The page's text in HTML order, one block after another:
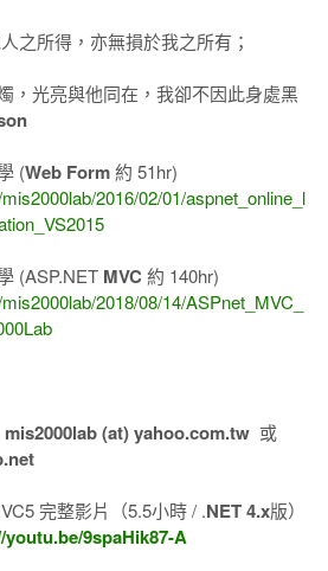
之所得，亦無損於我之所有；
，光亮與他同在，我卻不因此身處黑
(Web Form約 51hr)
2016/02/01/aspnet_online_l
(ASP.NET MVC 約 140hr)
2018/08/14/ASPnet_MVC_
mis2000lab (at) yahoo.com.tw或
完整影片（5.5小時 / .NET 4.x版）
9spaHik87-A